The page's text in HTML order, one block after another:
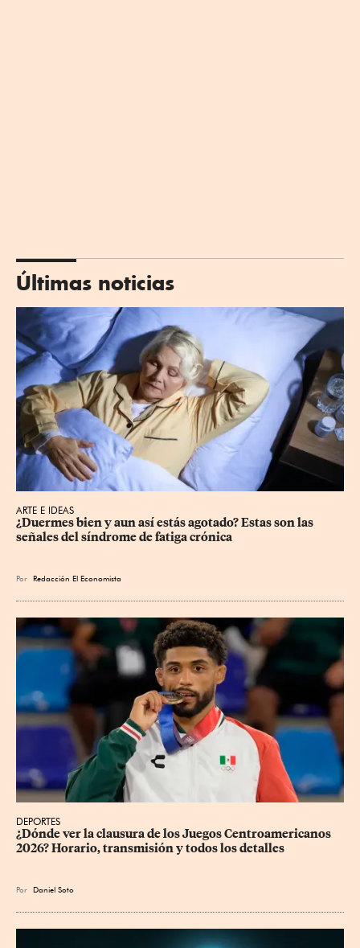
Últimas noticias
ARTE E IDEAS
¿Duermes bien y aun así estás agotado? Estas son las
señales del síndrome de fatiga crónica
Por Redacción El Economista
DEPORTES
¿Dónde ver la clausura de los Juegos Centroamericanos
2026? Horario, transmisión y todos los detalles
Por Daniel Soto